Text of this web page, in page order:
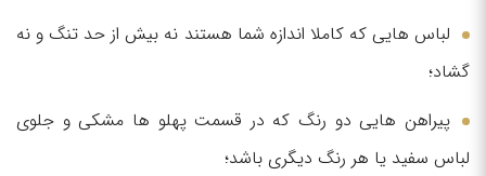
لباس هایی که کاملا اندازه شما هستند نه بیش از حد تنگ و نه
گشاد؛
پیراهن هایی دو رنگ که در قسمت پهلو ها مشکی و جلوی
لباس سفید یا هر رنگ دیگری باشد؛